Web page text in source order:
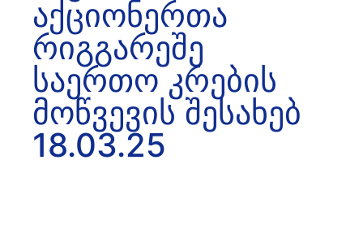
აქციონერთა
რიგგარეშე
საერთო კრების
მოწვევის შესახებ
18.03.25